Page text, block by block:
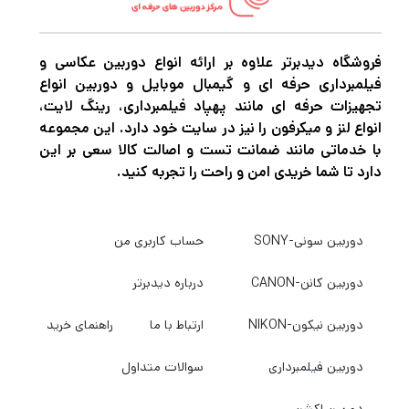
شود. این عناصر تخصصی انحرافات کروماتیک و
درجه بالایی از وضوح و وضوح را درک کنند. علاوه
بر این، یک پوشش چندلایه سوپر نیز روی عناصر
جداگانه اعمال شده است تا از شعله ور شدن لنز و
شبح برای بهبود کنتراست و رندر رنگ در شرایط
اگر در حرفه عکاسی و فیلمبرداری مشغول به
فعالیت هستید قطعاً برای این که بتوانید عکس
های حرفه ای و بی نظیر خلق کنید و بهترین نوع
باکیفیت و مجهز برای عکاسی و فیلمبرداری دارید.
فروشگاه دیدبرتر علاوه بر ارائه انواع دوربین عکاسی و
فیلمبرداری حرفه ای و گیمبال موبایل و دوربین انواع
تجهیزات حرفه ای مانند پهپاد فیلمبرداری، رینگ لایت،
انواع لنز و میکرفون را نیز در سایت خود دارد. این مجموعه
با خدماتی مانند ضمانت تست و اصالت کالا سعی بر این
دارد تا شما خریدی امن و راحت را تجربه کنید.
دوربین سونی-SONY
دوربین کانن-CANON
دوربین نیکون-NIKON
دوربین فیلمبرداری
حساب کاربری من
درباره دیدبرتر
ارتباط با ما راهنمای خرید
سوالات متداول